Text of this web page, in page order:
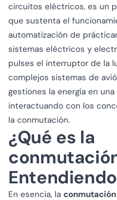
circuitos eléctricos, es un
que sustenta el
automatización de
sistemas eléctricos y
pulses el interruptor de la
complejos sistemas de
gestiones la energía en
interactuando con los
la conmutación.
¿Qué es la
En esencia, la conmutación